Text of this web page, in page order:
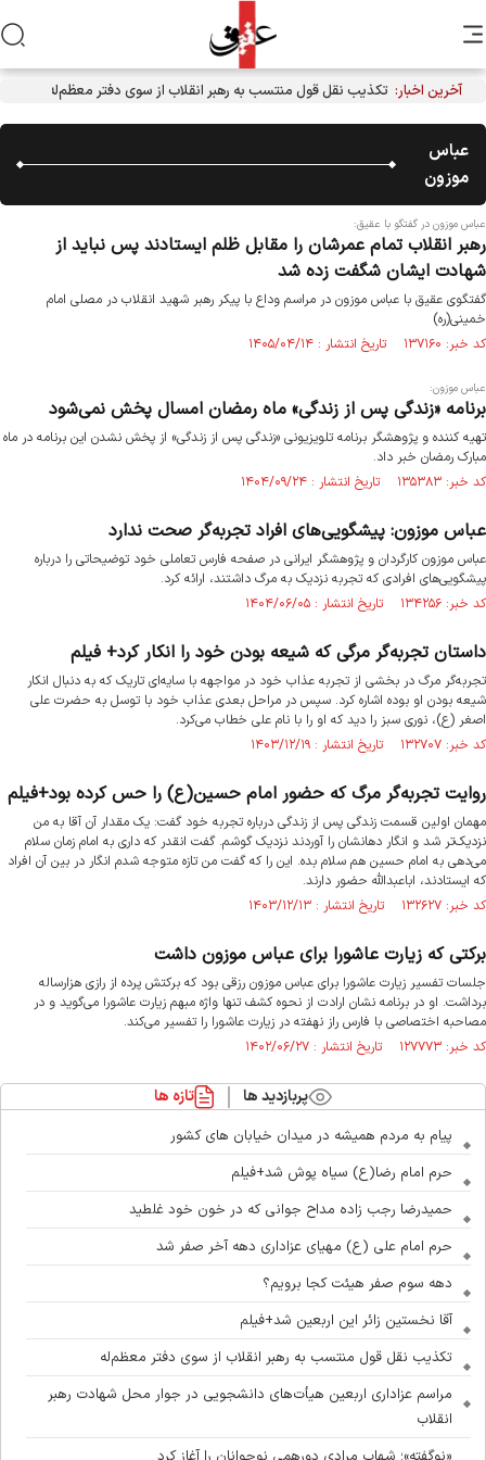
آخرین اخبار: تکذیب نقل قول منتسب به رهبر انقلاب از سوی دفتر معظم‌له
عباس
موزون
عباس موزون در گفتگو با عقیق:
رهبر انقلاب تمام عمرشان را مقابل ظلم ایستادند پس نباید از
شهادت ایشان شگفت زده شد
گفتگوی عقیق با عباس موزون در مراسم وداع با پیکر رهبر شهید انقلاب در مصلی امام
خمینی(ره)
کد خبر: ۱۳۷۱۶۰ تاریخ انتشار : ۱۴۰۵/۰۴/۱۴
عباس موزون:
برنامه «زندگی پس از زندگی» ماه رمضان امسال پخش نمی‌شود
تهیه کننده و پژوهشگر برنامه تلویزیونی «زندگی پس از زندگی» از پخش نشدن این برنامه در ماه
مبارک رمضان خبر داد.
کد خبر: ۱۳۵۳۸۳ تاریخ انتشار : ۱۴۰۴/۰۹/۲۴
عباس موزون: پیشگویی‌های افراد تجربه‌گر صحت ندارد
عباس موزون کارگردان و پژوهشگر ایرانی در صفحه فارس تعاملی خود توضیحاتی را درباره
پیشگویی‌های افرادی که تجربه نزدیک به مرگ داشتند، ارائه کرد.
کد خبر: ۱۳۴۲۵۶ تاریخ انتشار : ۱۴۰۴/۰۶/۰۵
داستان تجربه‌گر مرگی که شیعه بودن خود را انکار کرد+ فیلم
تجربه‌گر مرگ در بخشی از تجربه عذاب خود در مواجهه با سایه‌ای تاریک که به دنبال انکار
شیعه بودن او بوده اشاره کرد. سپس در مراحل بعدی عذاب خود با توسل به حضرت علی
اصغر (ع)، نوری سبز را دید که او را با نام علی خطاب می‌کرد.
کد خبر: ۱۳۲۷۰۷ تاریخ انتشار : ۱۴۰۳/۱۲/۱۹
روایت تجربه‌گر مرگ که حضور امام حسین(ع) را حس کرده بود+فیلم
مهمان اولین قسمت زندگی پس از زندگی درباره تجربه خود گفت: یک مقدار آن آقا به من
نزدیک‌تر شد و انگار دهانشان را آوردند نزدیک گوشم. گفت انقدر که داری به امام زمان سلام
می‌دهی به امام حسین هم سلام بده. این را که گفت من تازه متوجه شدم انگار در بین آن افراد
که ایستادند، اباعبدالله حضور دارند.
کد خبر: ۱۳۲۶۲۷ تاریخ انتشار : ۱۴۰۳/۱۲/۱۳
برکتی که زیارت عاشورا برای عباس موزون داشت
جلسات تفسیر زیارت عاشورا برای عباس موزون رزقی بود که برکتش پرده از رازی هزارساله
برداشت. او در برنامه نشان ارادت از نحوه کشف تنها واژه مبهم زیارت عاشورا می‌گوید و در
مصاحبه اختصاصی با فارس راز نهفته در زیارت عاشورا را تفسیر می‌کند.
کد خبر: ۱۲۷۷۷۳ تاریخ انتشار : ۱۴۰۲/۰۶/۲۷
پربازدید ها تازه ها
پیام به مردم همیشه در میدان خیابان های کشور
حرم امام رضا(ع) سیاه پوش شد+فیلم
حمیدرضا رجب زاده مداح جوانی که در خون خود غلطید
حرم امام علی (ع) مهیای عزاداری دهه آخر صفر شد
دهه سوم صفر هیئت کجا برویم؟
آقا نخستین زائر این اربعین شد+فیلم
تکذیب نقل قول منتسب به رهبر انقلاب از سوی دفتر معظم‌له
مراسم عزاداری اربعین هیأت‌های دانشجویی در جوار محل شهادت رهبر
انقلاب